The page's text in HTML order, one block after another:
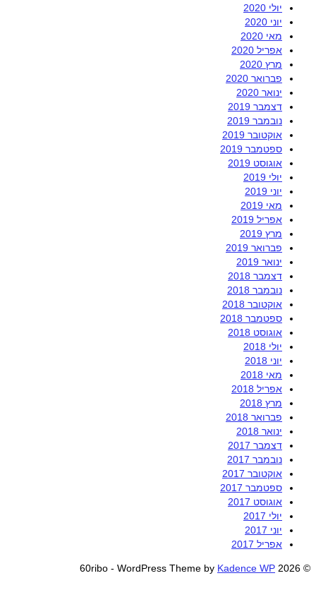
יולי 2020
יוני 2020
מאי 2020
אפריל 2020
מרץ 2020
פברואר 2020
ינואר 2020
דצמבר 2019
נובמבר 2019
אוקטובר 2019
ספטמבר 2019
אוגוסט 2019
יולי 2019
יוני 2019
מאי 2019
אפריל 2019
מרץ 2019
פברואר 2019
ינואר 2019
דצמבר 2018
נובמבר 2018
אוקטובר 2018
ספטמבר 2018
אוגוסט 2018
יולי 2018
יוני 2018
מאי 2018
אפריל 2018
מרץ 2018
פברואר 2018
ינואר 2018
דצמבר 2017
נובמבר 2017
אוקטובר 2017
ספטמבר 2017
אוגוסט 2017
יולי 2017
יוני 2017
אפריל 2017
© 2026 60ribo - WordPress Theme by
Kadence WP